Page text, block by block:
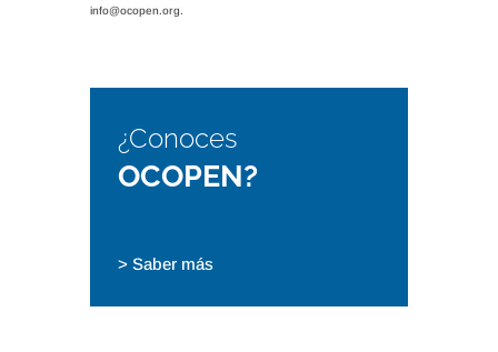
info@ocopen.org.
¿Conoces
OCOPEN?
> Saber más